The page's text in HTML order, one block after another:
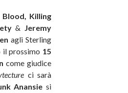
Blood, Killing
& Jeremy
agli Sterling
il prossimo 15
come giudice
ci sarà
Anansie si